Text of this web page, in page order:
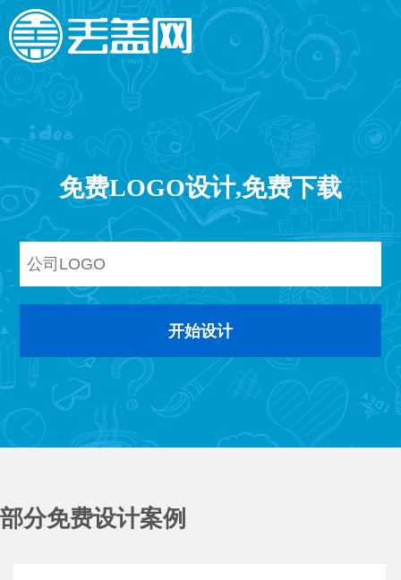
免费LOGO设计,免费下载
部分免费设计案例